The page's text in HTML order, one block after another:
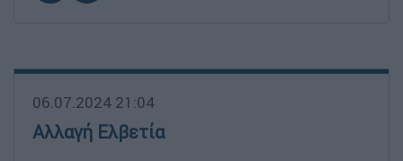
06.07.2024 21:04
Αλλαγή Ελβετία